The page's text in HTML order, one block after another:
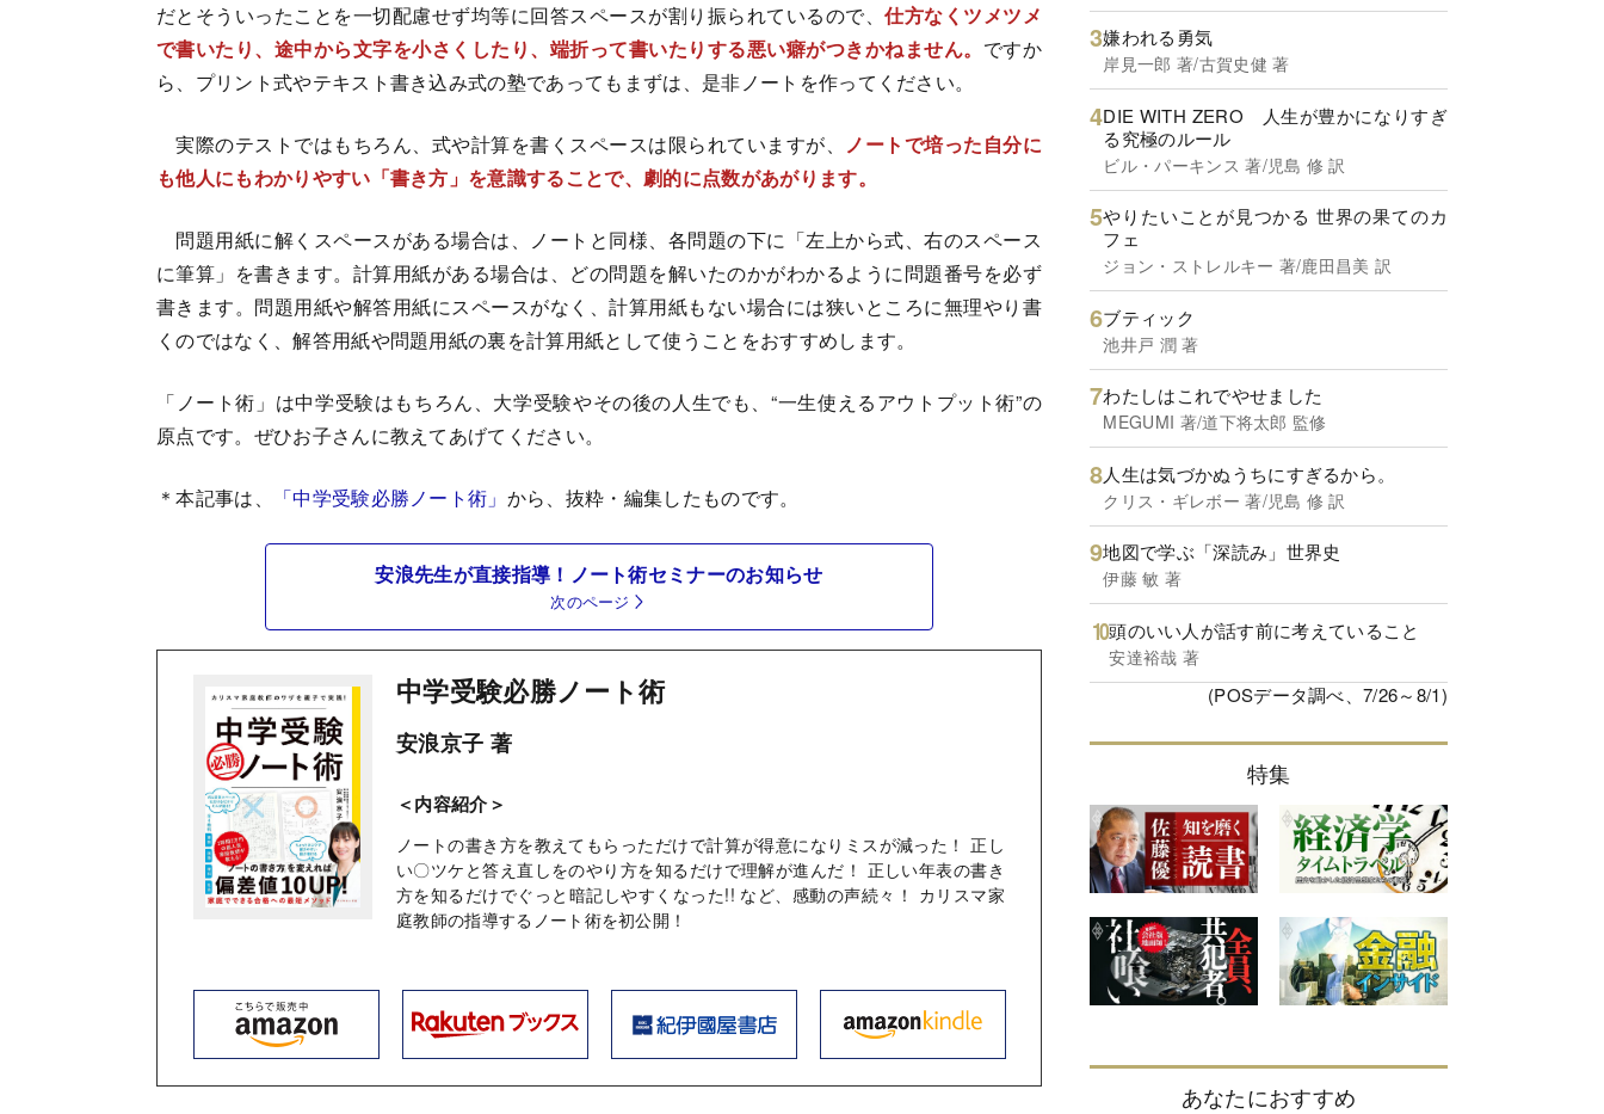
だとそういったことを一切配慮せず均等に回答スペースが割り振られているので、仕方なくツメツメ
で書いたり、途中から文字を小さくしたり、端折って書いたりする悪い癖がつきかねません。 ですか
ら、プリント式やテキスト書き込み式の塾であってもまずは、是非ノートを作ってください。
実際のテストではもちろん、式や計算を書くスペースは限られていますが、 ノートで培った自分に
も他人にもわかりやすい「書き方」を意識することで、劇的に点数があがります。
問題用紙に解くスペースがある場合は、ノートと同様、各問題の下に「左上から式、右のスペース
に筆算」を書きます。計算用紙がある場合は、どの問題を解いたのかがわかるように問題番号を必ず
書きます。問題用紙や解答用紙にスペースがなく、計算用紙もない場合には狭いところに無理やり書
くのではなく、解答用紙や問題用紙の裏を計算用紙として使うことをおすすめします。
「ノート術」は中学受験はもちろん、大学受験やその後の人生でも、“一生使えるアウトプット術”の
原点です。ぜひお子さんに教えてあげてください。
＊本記事は、 「中学受験必勝ノート術」 から、抜粋・編集したものです。
安浪先生が直接指導！ノート術セミナーのお知らせ
次のページ
中学受験必勝ノート術
安浪京子 著
＜内容紹介＞
ノートの書き方を教えてもらっただけで計算が得意になりミスが減った！ 正し
い〇ツケと答え直しをのやり方を知るだけで理解が進んだ！ 正しい年表の書き
方を知るだけでぐっと暗記しやすくなった!! など、感動の声続々！ カリスマ家
庭教師の指導するノート術を初公開！
嫌われる勇気
岸見一郎 著/古賀史健 著
DIE WITH ZERO 人生が豊かになりすぎ
る究極のルール
ビル・パーキンス 著/児島 修 訳
やりたいことが見つかる 世界の果てのカ
フェ
ジョン・ストレルキー 著/鹿田昌美 訳
ブティック
池井戸 潤 著
わたしはこれでやせました
MEGUMI 著/道下将太郎 監修
人生は気づかぬうちにすぎるから。
クリス・ギレボー 著/児島 修 訳
地図で学ぶ「深読み」世界史
伊藤 敏 著
頭のいい人が話す前に考えていること
安達裕哉 著
(POSデータ調べ、7/26～8/1)
特集
あなたにおすすめ